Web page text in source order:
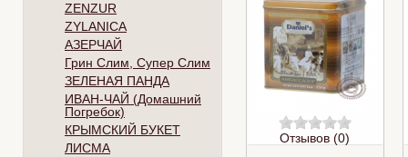
ZENZUR
ZYLANICA
АЗЕРЧАЙ
Грин Слим, Супер Слим
ЗЕЛЕНАЯ ПАНДА
ИВАН-ЧАЙ (Домашний
Погребок)
КРЫМСКИЙ БУКЕТ
ЛИСМА
Отзывов (0)